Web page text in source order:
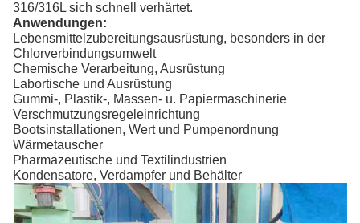
316/316L sich schnell verhärtet.
Anwendungen:
Lebensmittelzubereitungsausrüstung, besonders in der
Chlorverbindungsumwelt
Chemische Verarbeitung, Ausrüstung
Labortische und Ausrüstung
Gummi-, Plastik-, Massen- u. Papiermaschinerie
Verschmutzungsregeleinrichtung
Bootsinstallationen, Wert und Pumpenordnung
Wärmetauscher
Pharmazeutische und Textilindustrien
Kondensatore, Verdampfer und Behälter